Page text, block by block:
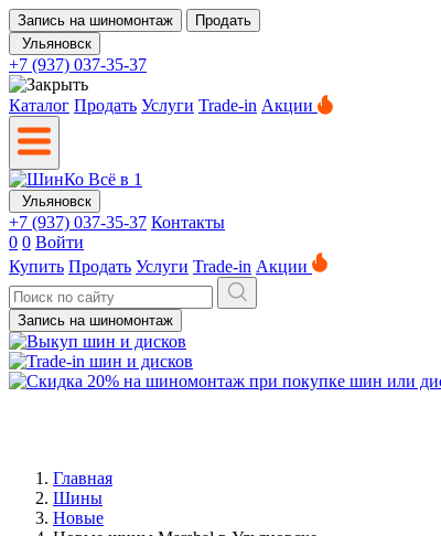
Запись на шиномонтаж
Продать
Ульяновск
+7 (937) 037-35-37
Каталог Продать Услуги Trade-in Акции
Ульяновск
+7 (937) 037-35-37 Контакты
0 0 Войти
Купить Продать Услуги Trade-in Акции
Запись на шиномонтаж
Главная
Шины
Новые